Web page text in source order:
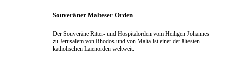
Souveräner Malteser Orden
Der Souveräne Ritter- und Hospitalorden vom Heiligen Johannes
zu Jerusalem von Rhodos und von Malta ist einer der ältesten
katholischen Laienorden weltweit.